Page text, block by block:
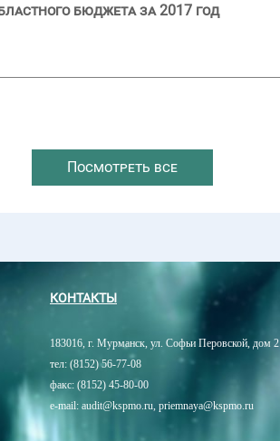
бюджета за 2017 год
Посмотреть все
КОНТАКТЫ
183016, г. Мурманск, ул. Софьи Перовской, дом 2
тел: (8152) 56-77-08
факс: (8152) 45-80-00
e-mail: audit@kspmo.ru, priemnaya@kspmo.ru